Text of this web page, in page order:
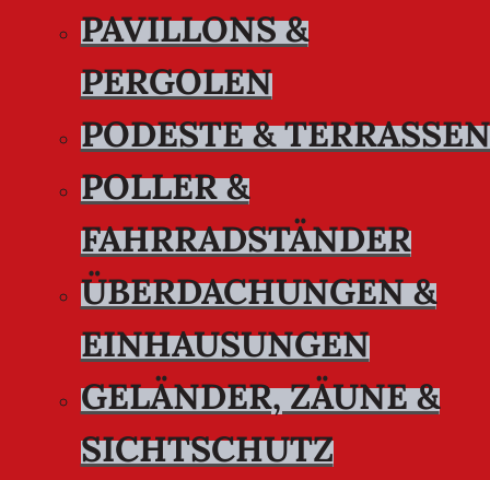
PAVILLONS &
PERGOLEN
PODESTE & TERRASSEN
POLLER &
FAHRRADSTÄNDER
ÜBERDACHUNGEN &
EINHAUSUNGEN
GELÄNDER, ZÄUNE &
SICHTSCHUTZ